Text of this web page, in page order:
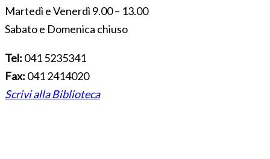
Martedì e Venerdì 9.00 – 13.00
Sabato e Domenica chiuso
Tel: 041 5235341
Fax: 041 2414020
Scrivi alla Biblioteca